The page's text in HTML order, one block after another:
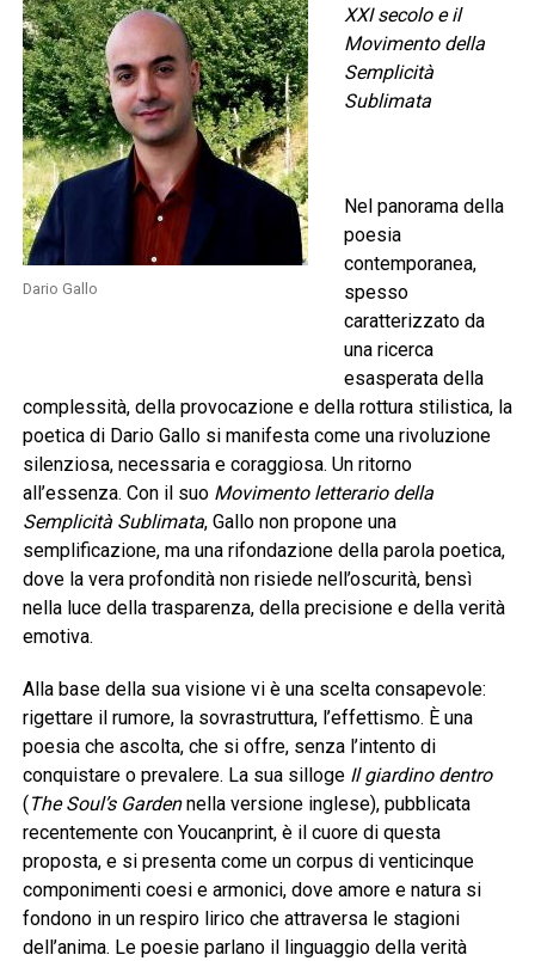
Dario Gallo
XXI secolo e il
Movimento della
Semplicità
Sublimata
Nel panorama della
poesia
contemporanea,
spesso
caratterizzato da
una ricerca
esasperata della
complessità, della provocazione e della rottura stilistica, la
poetica di Dario Gallo si manifesta come una rivoluzione
silenziosa, necessaria e coraggiosa. Un ritorno
all’essenza. Con il suo Movimento letterario della
Semplicità Sublimata, Gallo non propone una
semplificazione, ma una rifondazione della parola poetica,
dove la vera profondità non risiede nell’oscurità, bensì
nella luce della trasparenza, della precisione e della verità
emotiva.
Alla base della sua visione vi è una scelta consapevole:
rigettare il rumore, la sovrastruttura, l’effettismo. È una
poesia che ascolta, che si offre, senza l’intento di
conquistare o prevalere. La sua silloge Il giardino dentro
( The Soul’s Gardennella versione inglese), pubblicata
recentemente con Youcanprint, è il cuore di questa
proposta, e si presenta come un corpus di venticinque
componimenti coesi e armonici, dove amore e natura si
fondono in un respiro lirico che attraversa le stagioni
dell’anima. Le poesie parlano il linguaggio della verità